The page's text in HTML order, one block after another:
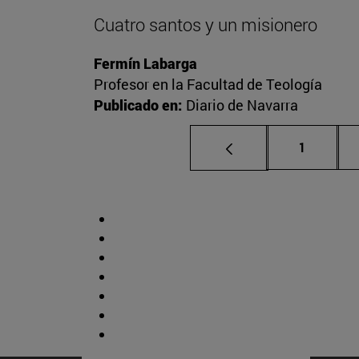
Cuatro santos y un misionero
Fermín Labarga
Profesor en la Facultad de Teología
Publicado en: Diario de Navarra
Página
1